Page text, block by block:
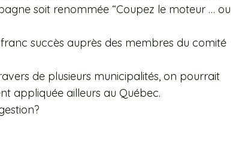
soit renommée “Coupez le moteur … ou
succès auprès des membres du comité
de plusieurs municipalités, on pourrait
appliquée ailleurs au Québec.